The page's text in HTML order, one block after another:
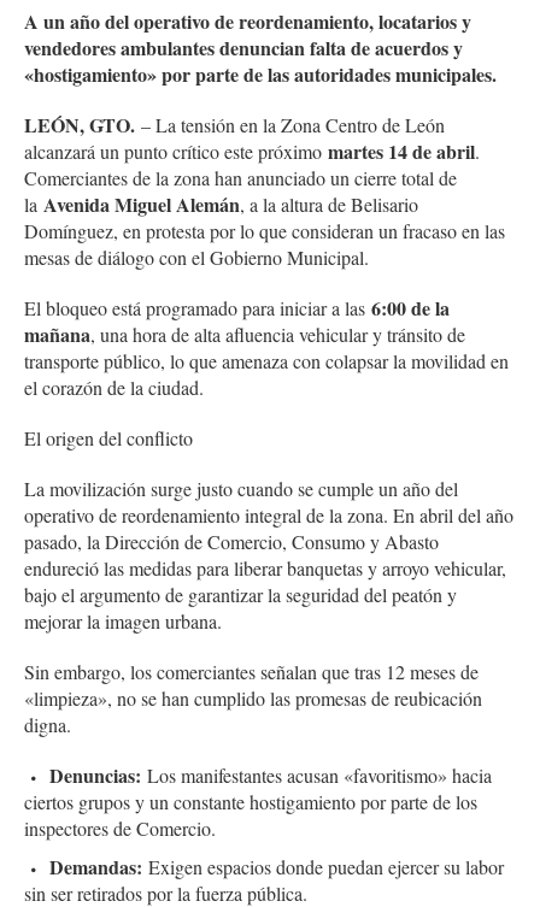
A un año del operativo de reordenamiento, locatarios y
vendedores ambulantes denuncian falta de acuerdos y
«hostigamiento» por parte de las autoridades municipales.
LEÓN, GTO. – La tensión en la Zona Centro de León
alcanzará un punto crítico este próximo martes 14 de abril.
Comerciantes de la zona han anunciado un cierre total de
la Avenida Miguel Alemán, a la altura de Belisario
Domínguez, en protesta por lo que consideran un fracaso en las
mesas de diálogo con el Gobierno Municipal.
El bloqueo está programado para iniciar a las 6:00 de la
mañana, una hora de alta afluencia vehicular y tránsito de
transporte público, lo que amenaza con colapsar la movilidad en
el corazón de la ciudad.
El origen del conflicto
La movilización surge justo cuando se cumple un año del
operativo de reordenamiento integral de la zona. En abril del año
pasado, la Dirección de Comercio, Consumo y Abasto
endureció las medidas para liberar banquetas y arroyo vehicular,
bajo el argumento de garantizar la seguridad del peatón y
mejorar la imagen urbana.
Sin embargo, los comerciantes señalan que tras 12 meses de
«limpieza», no se han cumplido las promesas de reubicación
digna.
Denuncias: Los manifestantes acusan «favoritismo» hacia
ciertos grupos y un constante hostigamiento por parte de los
inspectores de Comercio.
Demandas: Exigen espacios donde puedan ejercer su labor
sin ser retirados por la fuerza pública.